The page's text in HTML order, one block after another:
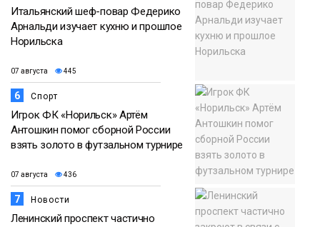
Итальянский шеф-повар Федерико
Арнальди изучает кухню и прошлое
Норильска
07 августа 445
6 Спорт
Игрок ФК «Норильск» Артём
Антошкин помог сборной России
взять золото в футзальном турнире
07 августа 436
7 Новости
Ленинский проспект частично